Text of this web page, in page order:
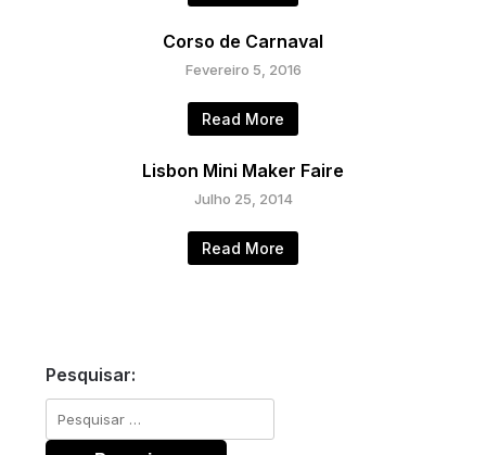
Corso de Carnaval
Fevereiro 5, 2016
Read More
Lisbon Mini Maker Faire
Julho 25, 2014
Read More
Pesquisar:
Pesquisar
por: